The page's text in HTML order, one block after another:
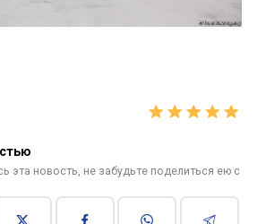
эта новость, не забудьте поделиться ею с